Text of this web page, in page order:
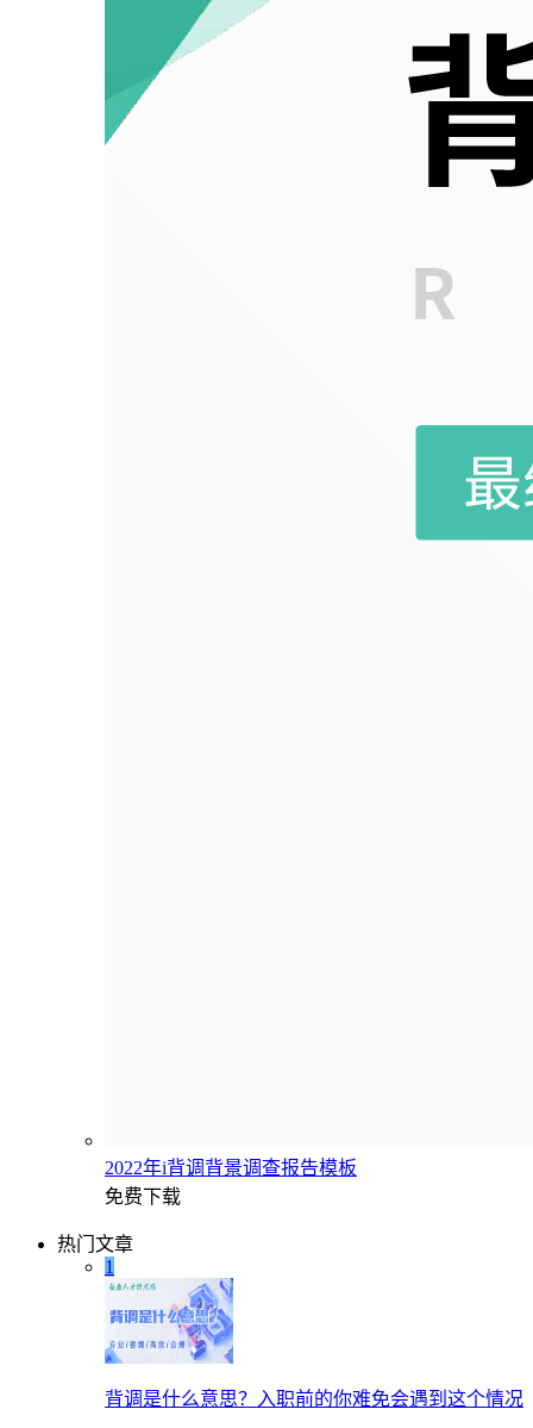
2022年i背调背景调查报告模板
免费下载
热门文章
1
背调是什么意思？入职前的你难免会遇到这个情况